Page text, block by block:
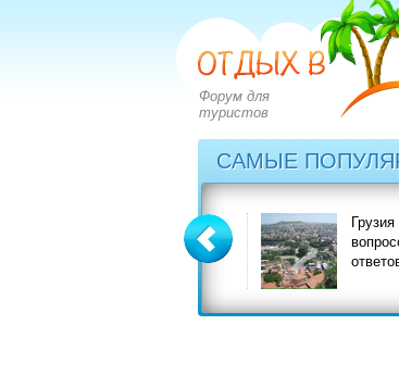
Форум для
туристов
САМЫЕ
вопросов: 2828
Грузия